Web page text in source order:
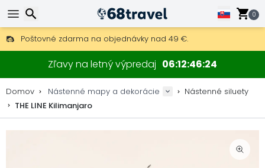
0
Poštovné zdarma na objednávky nad 49 €.
30 dní na vrátenie, 90 dní na drevené mapy a dekorácie.
Originálny výrobca máp a dekorácií.
Zľavy na letný výpredaj 06 12 46 24
Domov Nástenné mapy a dekorácie
Nástenné siluety
THE LINE Kilimanjaro
Hľadať
Hľadať